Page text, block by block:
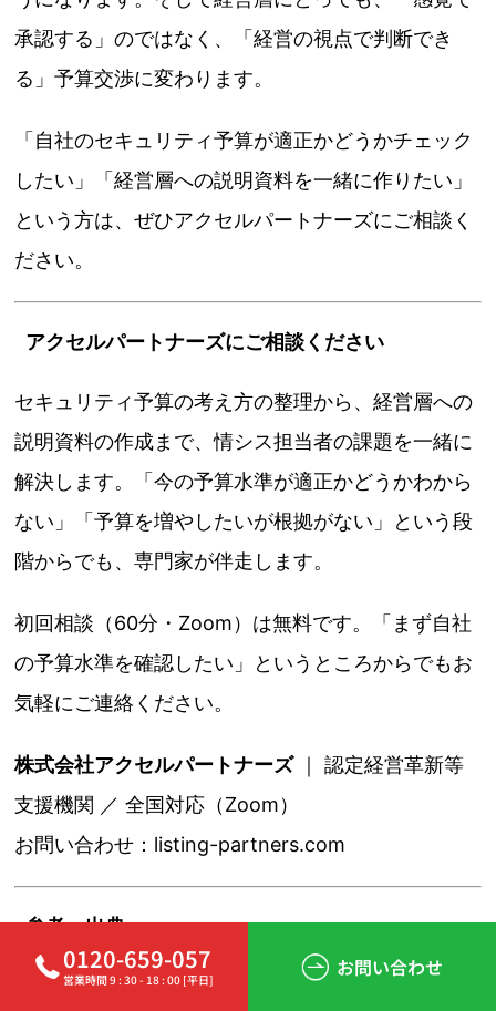
承認する」のではなく、「経営の視点で判断でき
る」予算交渉に変わります。
「自社のセキュリティ予算が適正かどうかチェック
したい」「経営層への説明資料を一緒に作りたい」
という方は、ぜひアクセルパートナーズにご相談く
ださい。
アクセルパートナーズにご相談ください
セキュリティ予算の考え方の整理から、経営層への
説明資料の作成まで、情シス担当者の課題を一緒に
解決します。「今の予算水準が適正かどうかわから
ない」「予算を増やしたいが根拠がない」という段
階からでも、専門家が伴走します。
初回相談（60分・Zoom）は無料です。「まず自社
の予算水準を確認したい」というところからでもお
気軽にご連絡ください。
株式会社アクセルパートナーズ｜ 認定経営革新等
支援機関 ／ 全国対応（Zoom）
お問い合わせ：listing-partners.com
参考・出典
藤田哲矢著「取引先から信頼される日本発サイバー
0120-659-057
営業時間 9 : 30 - 18 : 00 [平日] お問い合わせ